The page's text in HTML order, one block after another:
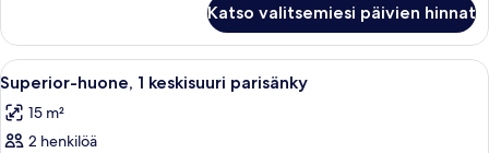
bed
possibility)
kuvat
1
suuri
parisänky
(extra
bed
possibility)
Katso valitsemiesi päivien hinnat
Avaa
kaikki
huonetyypin
Superior-
Hotellihuone, jossa on suuri sänky,
5
Superior-huone, 1 keskisuuri parisänky
15 m²
2 henkilöä